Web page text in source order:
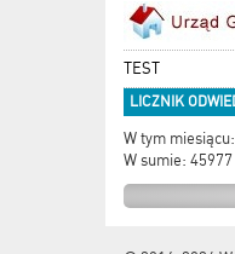
TEST
LICZNIK
W tym
W sumie: 45977